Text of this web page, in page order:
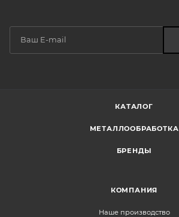
КАТАЛОГ
МЕТАЛЛООБРАБОТКА
БРЕНДЫ
КОМПАНИЯ
Наше производство